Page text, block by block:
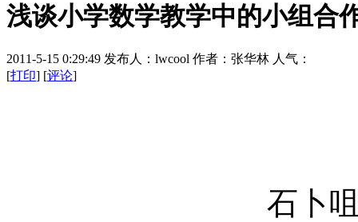
浅谈小学数学教学中的小组合
2011-5-15 0:29:49 发布人：lwcool 作者：张华林 人气：
[打印] [评论]
石卜